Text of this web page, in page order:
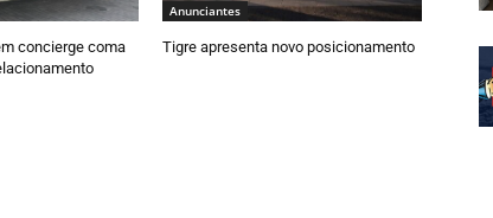
concierge coma
Anunciantes
Tigre apresenta novo posicionamento